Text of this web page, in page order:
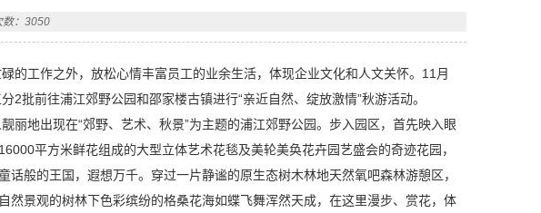
数：3050
的工作之外，放松心情丰富员工的业余生活，体现企业文化和人文关怀。11月
2批前往浦江郊野公园和邵家楼古镇进行“亲近自然、绽放激情”秋游活动。
丽地出现在“郊野、艺术、秋景”为主题的浦江郊野公园。步入园区，首先映入眼
平方米鲜花组成的大型立体艺术花毯及美轮美奂花卉园艺盛会的奇迹花园，
话般的王国，遐想万千。穿过一片静谧的原生态树木林地天然氧吧森林游憩区，
然景观的树林下色彩缤纷的格桑花海如蝶飞舞浑然天成，在这里漫步、赏花，体